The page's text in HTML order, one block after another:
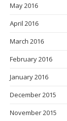
May 2016
April 2016
March 2016
February 2016
January 2016
December 2015
November 2015